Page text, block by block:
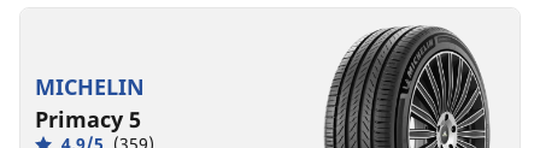
MICHELIN
Primacy 5
4.9/5 (359)